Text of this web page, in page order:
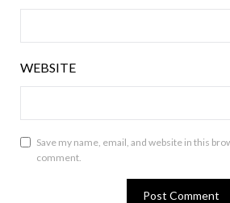
WEBSITE
Save my name, email, and website in this
comment.